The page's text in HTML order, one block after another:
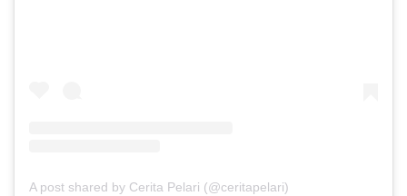
A post shared by Cerita Pelari (@ceritapelari)